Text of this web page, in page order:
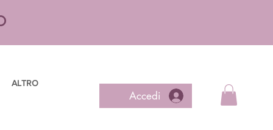
ALTRO
Accedi